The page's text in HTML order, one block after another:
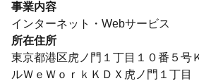
事業内容
インターネット・Webサービス
所在住所
東京都港区虎ノ門１丁目１０番５号
ルＷｅＷｏｒｋＫＤＸ虎ノ門１丁目